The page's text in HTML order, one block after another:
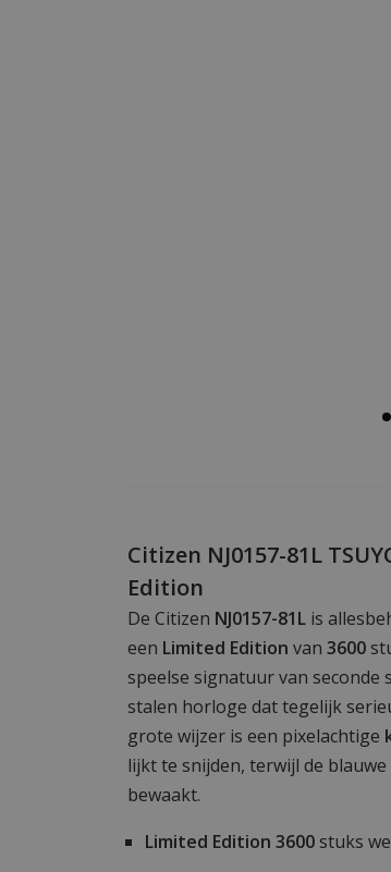
Citizen NJ0157-81L
Edition
De Citizen NJ0157-81L is
een Limited Edition van 3600
speelse signatuur van seconde
stalen horloge dat tegelijk
grote wijzer is een pixelachtige
lijkt te snijden, terwijl de
bewaakt.
Limited Edition 3600stuks